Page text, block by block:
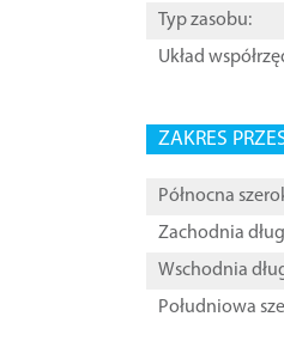
Typ zasobu:
Układ
ZAKRES
Północna
Zachodnia
Wschodnia
Południowa